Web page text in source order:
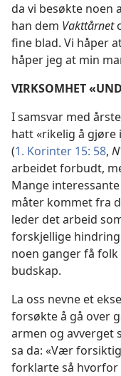
da vi besøkte noen
han dem Vakttårnet
fine blad. Vi håper
håper jeg at min
VIRKSOMHET
I samsvar med
hatt «rikelig å gjøre
(1. Korinter 15: 58,
arbeidet forbudt,
Mange
måter kommet fra
leder det arbeid
forskjellige
noen ganger få
budskap.
La oss nevne et
forsøkte å gå over
armen og avverget
sa da: «Vær
forklarte så hvorfor